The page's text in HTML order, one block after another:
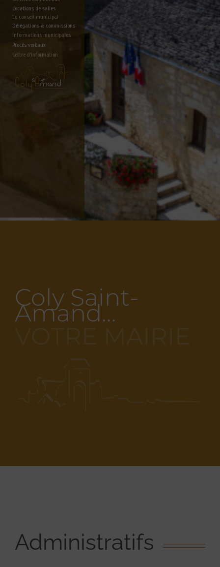
Locations de salles
Le conseil municipal
Délégations & commissions
Informations municipales
Lettre d'information
Procès verbaux
Coly Saint-
Amand…
Administratifs